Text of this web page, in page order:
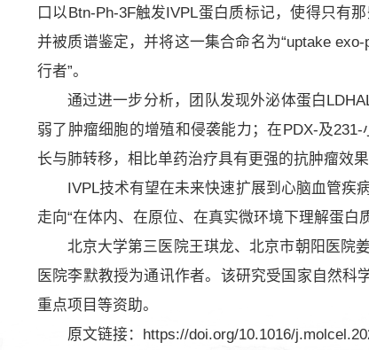
口以Btn-Ph-3F触发IVPL蛋白质标记，使得只有
并被质谱鉴定，并将这一集合命名为“uptake
行者”。
通过进一步分析，团队发现外泌体蛋白
弱了肿瘤细胞的增殖和侵袭能力；在PDX-及
长与肺转移，相比单药治疗具有更强的抗肿瘤效果
IVPL技术有望在未来快速扩展到心脑血管疾
走向“在体内、在原位、在真实微环境下理解蛋白
北京大学第三医院王琪龙、北京市朝阳医院
医院李默教授为通讯作者。该研究受国家自然科
重点项目等资助。
原文链接：https://doi.org/10.1016/